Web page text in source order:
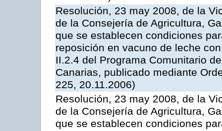
Resolución, 23 may 2008, de la
de la Consejería de Agricultura,
que se establecen condiciones
reposición en vacuno de leche
II.2.4 del Programa Comunitario
Canarias, publicado mediante
225, 20.11.2006)
Resolución, 23 may 2008, de la
de la Consejería de Agricultura,
que se establecen condiciones